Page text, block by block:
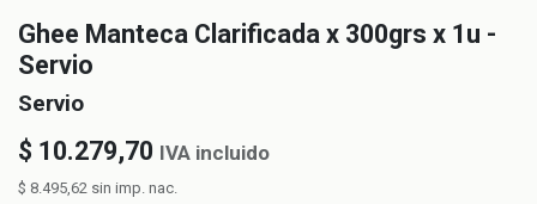
Ghee Manteca Clarificada x 300grs x 1u -
Servio
Servio
$ 10.279,70 IVA incluido
$ 8.495,62 sin imp. nac.